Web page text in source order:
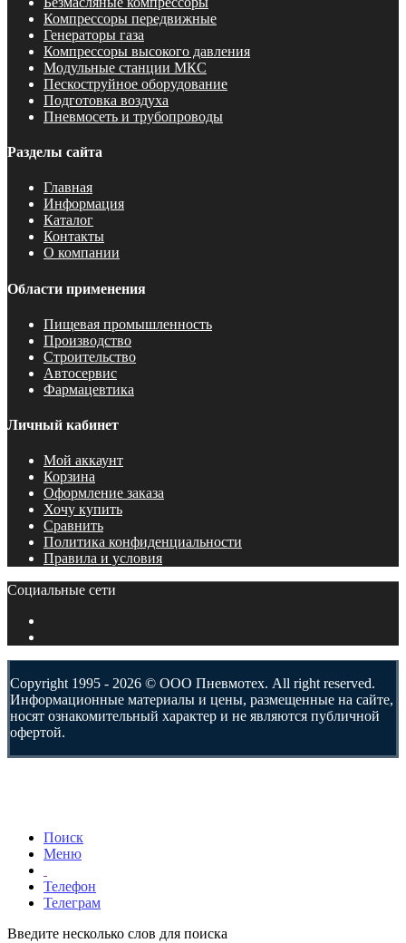
Компрессоры передвижные
Генераторы газа
Компрессоры высокого давления
Модульные станции МКС
Пескоструйное оборудование
Подготовка воздуха
Пневмосеть и трубопроводы
Разделы сайта
Главная
Информация
Каталог
Контакты
О компании
Области применения
Пищевая промышленность
Производство
Строительство
Автосервис
Фармацевтика
Личный кабинет
Мой аккаунт
Корзина
Оформление заказа
Хочу купить
Сравнить
Политика конфиденциальности
Правила и условия
Социальные сети
Copyright 1995 - 2026 © ООО Пневмотех. All right reserved.
Информационные материалы и цены, размещенные на сайте,
носят ознакомительный характер и не являются публичной
офертой.
Поиск
Меню
Телефон
Телеграм
Введите несколько слов для поиска